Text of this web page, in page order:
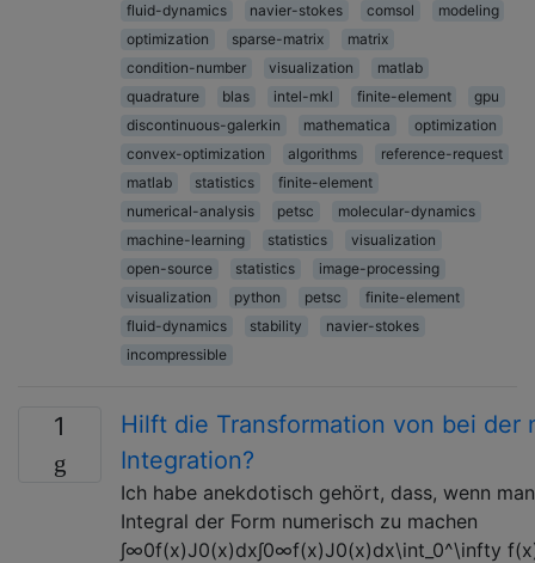
fluid-dynamics
navier-stokes comsol
modeling
optimization
sparse-matrix
matrix
condition-number
visualization
matlab
quadrature
blas intel-mkl finite-element
gpu
discontinuous-galerkin
mathematica
optimization
convex-optimization
algorithms
reference-request
matlab
statistics
finite-element
numerical-analysis
petsc
molecular-dynamics
machine-learning
statistics
visualization
open-source
statistics
image-processing
visualization
python petsc
finite-element
fluid-dynamics
stability
navier-stokes
incompressible
1
Hilft die Transformation von bei der
Integration?
Ich habe anekdotisch gehört, dass, wenn
Integral der Form numerisch zu machen
∫∞0f(x)J0(x)dx∫0∞f(x)J0(x)dx\int_0^\infty